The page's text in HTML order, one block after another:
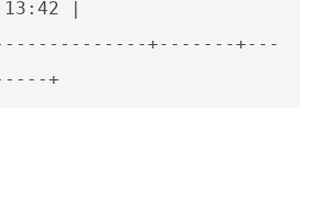
|
+-------+---